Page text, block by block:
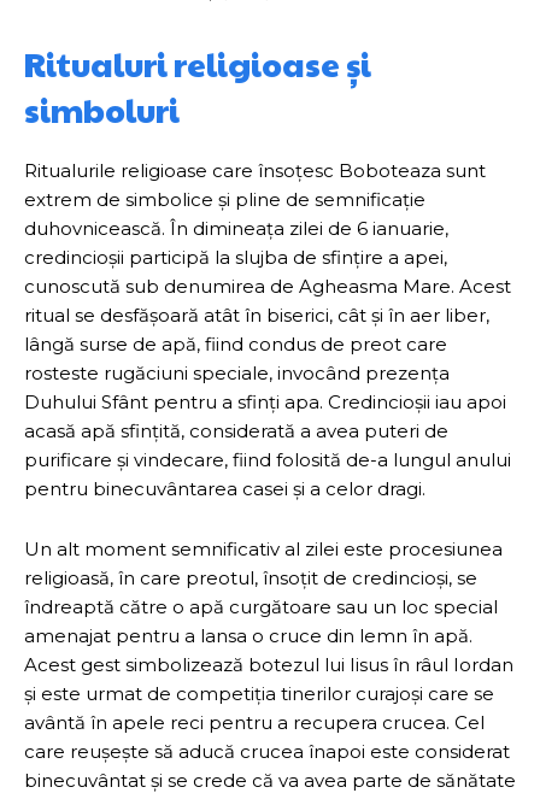
Ritualuri religioase și
simboluri
Ritualurile religioase care însoțesc Boboteaza sunt
extrem de simbolice și pline de semnificație
duhovnicească. În dimineața zilei de 6 ianuarie,
credincioșii participă la slujba de sfințire a apei,
cunoscută sub denumirea de Agheasma Mare. Acest
ritual se desfășoară atât în biserici, cât și în aer liber,
lângă surse de apă, fiind condus de preot care
rosteste rugăciuni speciale, invocând prezența
Duhului Sfânt pentru a sfinți apa. Credincioșii iau apoi
acasă apă sfințită, considerată a avea puteri de
purificare și vindecare, fiind folosită de-a lungul anului
pentru binecuvântarea casei și a celor dragi.
Un alt moment semnificativ al zilei este procesiunea
religioasă, în care preotul, însoțit de credincioși, se
îndreaptă către o apă curgătoare sau un loc special
amenajat pentru a lansa o cruce din lemn în apă.
Acest gest simbolizează botezul lui Iisus în râul Iordan
și este urmat de competiția tinerilor curajoși care se
avântă în apele reci pentru a recupera crucea. Cel
care reușește să aducă crucea înapoi este considerat
binecuvântat și se crede că va avea parte de sănătate